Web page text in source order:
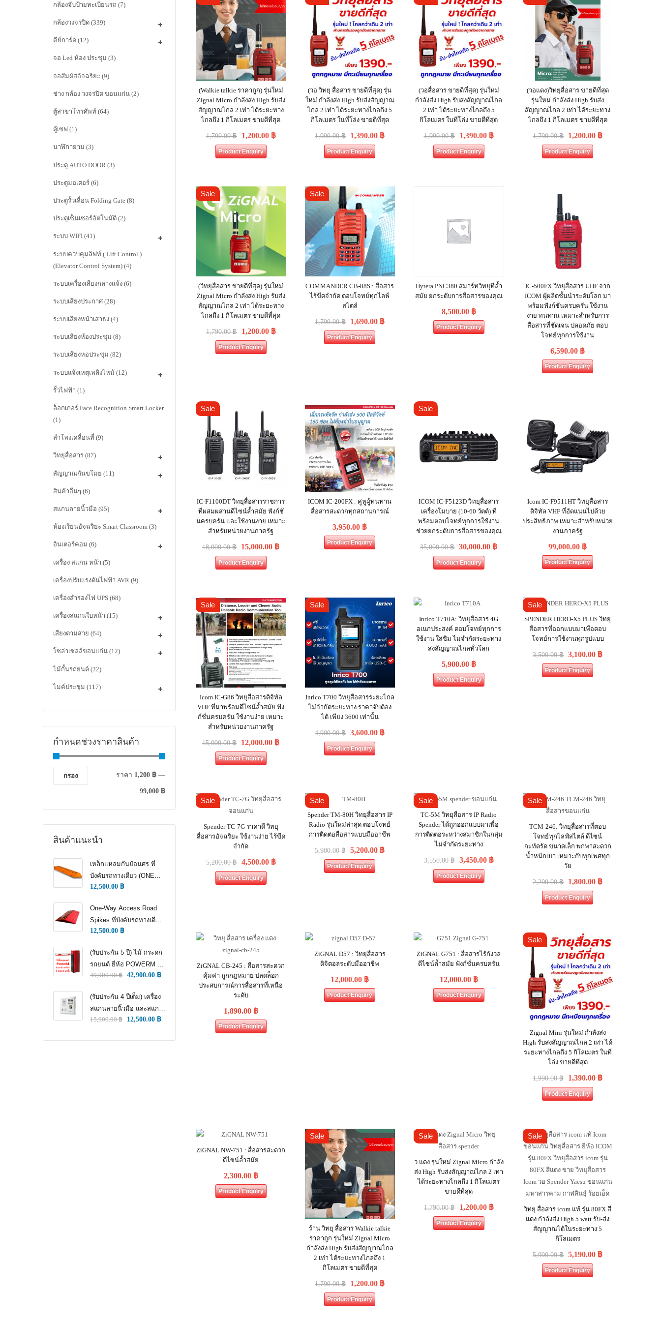
กล้องจับป้ายทะเบียนรถ (7)
กล้องวงจรปิด (339)
คีย์การ์ด (12)
จอ Led ห้อง ประชุม (3)
จอสัมผัสอัจฉริยะ (9)
ช่าง กล้อง วงจรปิด ขอนแก่น (2)
ตู้สาขาโทรศัพท์ (64)
ตู้เซฟ (1)
นาฬิกายาม (3)
ประตู AUTO DOOR (3)
ประตูมอเตอร์ (6)
ประตูรั้วเลื่อน Folding Gate (8)
ประตูเซ็นเซอร์อัตโนมัติ (2)
ระบบ WIFI (41)
ระบบควบคุมลิฟท์ ( Lift Control )
(Elevator Control System) (4)
ระบบเครื่องเสียงกลางแจ้ง (6)
ระบบเสียงประกาศ (28)
ระบบเสียงหน้าเสาธง (4)
ระบบเสียงห้องประชุม (8)
ระบบเสียงหอประชุม (82)
ระบบแจ้งเหตุเพลิงไหม้ (12)
รั้วไฟฟ้า (1)
ล็อกเกอร์ Face Recognition Smart Locker
(1)
ลำโพงเคลื่อนที่ (9)
วิทยุสื่อสาร (87)
สัญญาณกันขโมย (11)
สินค้าอื่นๆ (6)
สแกนลายนิ้วมือ (95)
ห้องเรียนอัจฉริยะ Smart Classroom (3)
อินเตอร์คอม (6)
เครื่อง สแกน หน้า (5)
เครื่องปรับแรงดันไฟฟ้า AVR (9)
เครื่องสำรองไฟ UPS (68)
เครื่องสแกนใบหน้า (15)
เสียงตามสาย (64)
โซล่าเซลล์ขอนแก่น (12)
ไม้กั้นรถยนต์ (22)
ไมค์ประชุม (117)
กำหนดช่วงราคาสินค้า
กรอง ราคา 1,200 ฿ —
99,000 ฿
สินค้าแนะนำ
เหล็กแหลมกันย้อนศร ที่
บังคับรถทางเดียว (ONE
WAY TRAFFIC
12,500.00 ฿
One-Way Access Road
Spikes ที่บังคับรถทางเดียว
(ONE WAY TRAFFIC
ล้อ)
12,500.00 ฿
(รับประกัน 5 ปี) ไม้ กระดก
รถยนต์ ยี่ห้อ POWERM รุ่น
9000 ทนทานสูงที่สุด อึด
49,900.00฿ 42,900.00 ฿
(รับประกัน 4 ปีเต็ม) เครื่อง
สแกนลายนิ้วมือ และสแกน
ใบหน้า สำหรับลงเวลา
15,900.00฿ 12,500.00 ฿
(Walkie talkie ราคาถูก) รุ่นใหม่
Zignal Micro กำลังส่ง High รับส่ง
สัญญาณไกล 2 เท่า ได้ระยะทาง
ไกลถึง 1 กิโลเมตร ขายดีที่สุด
1,790.00฿ 1,200.00 ฿
Product Enquiry
(วอ วิทยุ สื่อสาร ขายดีที่สุด) รุ่น
ใหม่ กำลังส่ง High รับส่งสัญญาณ
ไกล 2 เท่า ได้ระยะทางไกลถึง 5
กิโลเมตร ในที่โล่ง ขายดีที่สุด
1,990.00฿ 1,390.00 ฿
Product Enquiry
(วอสื่อสาร ขายดีที่สุด) รุ่นใหม่
กำลังส่ง High รับส่งสัญญาณไกล
2 เท่า ได้ระยะทางไกลถึง 5
กิโลเมตร ในที่โล่ง ขายดีที่สุด
1,990.00฿ 1,390.00 ฿
Product Enquiry
(วอแดง)วิทยุสื่อสาร ขายดีที่สุด
รุ่นใหม่ กำลังส่ง High รับส่ง
สัญญาณไกล 2 เท่า ได้ระยะทาง
ไกลถึง 1 กิโลเมตร ขายดีที่สุด
1,790.00฿ 1,200.00 ฿
Product Enquiry
Sale
(วิทยุสื่อสาร ขายดีที่สุด) รุ่นใหม่
Zignal Micro กำลังส่ง High รับส่ง
สัญญาณไกล 2 เท่า ได้ระยะทาง
ไกลถึง 1 กิโลเมตร ขายดีที่สุด
1,790.00฿ 1,200.00 ฿
Product Enquiry
Sale
COMMANDER CB-88S : สื่อสาร
ไร้ขีดจำกัด ตอบโจทย์ทุกไลฟ์
สไตล์
1,790.00฿ 1,690.00 ฿
Product Enquiry
Hytera PNC380 สมาร์ทวิทยุที่ล้ำ
สมัย ยกระดับการสื่อสารของคุณ
8,500.00 ฿
Product Enquiry
IC-500FX วิทยุสื่อสาร UHF จาก
ICOM ผู้ผลิตชั้นนำระดับโลก มา
พร้อมฟังก์ชั่นครบครัน ใช้งาน
ง่าย ทนทาน เหมาะสำหรับการ
สื่อสารที่ชัดเจน ปลอดภัย ตอบ
โจทย์ทุกการใช้งาน
6,590.00 ฿
Product Enquiry
Sale
IC-F1100DT วิทยุสื่อสารราชการ
ที่ผสมผสานดีไซน์ล้ำสมัย ฟังก์ชั่
นครบครัน และใช้งานง่าย เหมาะ
สำหรับหน่วยงานภาครัฐ
18,000.00฿ 15,000.00 ฿
Product Enquiry
ICOM IC-200FX : คู่หูผู้ทนทาน
สื่อสารสะดวกทุกสถานการณ์
3,950.00 ฿
Product Enquiry
Sale
ICOM IC-F5123D วิทยุสื่อสาร
เครื่องโมบาย (10-60 วัตต์) ที่
พร้อมตอบโจทย์ทุกการใช้งาน
ช่วยยกระดับการสื่อสารของคุณ
35,000.00฿ 30,000.00 ฿
Product Enquiry
Icom IC-F9511HT วิทยุสื่อสาร
ดิจิทัล VHF ที่อัดแน่นไปด้วย
ประสิทธิภาพ เหมาะสำหรับหน่วย
งานภาครัฐ
99,000.00 ฿
Product Enquiry
Sale
Icom IC-G86 วิทยุสื่อสารดิจิทัล
VHF ที่มาพร้อมดีไซน์ล้ำสมัย ฟัง
ก์ชั่นครบครัน ใช้งานง่าย เหมาะ
สำหรับหน่วยงานภาครัฐ
15,000.00฿ 12,000.00 ฿
Product Enquiry
Sale
Inrico T700 วิทยุสื่อสารระยะไกล
ไม่จำกัดระยะทาง ราคาจับต้อง
ได้ เพียง 3600 เท่านั้น
4,900.00฿ 3,600.00 ฿
Product Enquiry
Inrico T710A: วิทยุสื่อสาร 4G
อเนกประสงค์ ตอบโจทย์ทุกการ
ใช้งาน ใส่ซิม ไม่จำกัดระยะทาง
ส่งสัญญาณไกลทั่วโลก
5,900.00 ฿
Product Enquiry
Sale
SPENDER HERO-X5 PLUS วิทยุ
สื่อสารที่ออกแบบมาเพื่อตอบ
โจทย์การใช้งานทุกรูปแบบ
3,500.00฿ 3,100.00 ฿
Product Enquiry
Sale
Spender TC-7G ราคาดี วิทยุ
สื่อสารอัจฉริยะ ใช้งานง่าย ไร้ขีด
จำกัด
5,200.00฿ 4,500.00 ฿
Product Enquiry
Sale
Spender TM-80H วิทยุสื่อสาร IP
Radio รุ่นใหม่ล่าสุด ตอบโจทย์
การติดต่อสื่อสารแบบมืออาชีพ
5,900.00฿ 5,200.00 ฿
Product Enquiry
Sale
TC-5M วิทยุสื่อสาร IP Radio
Spender ได้ถูกออกแบบมาเพื่อ
การติดต่อระหว่างสมาชิกในกลุ่ม
ไม่จำกัดระยะทาง
3,550.00฿ 3,450.00 ฿
Product Enquiry
Sale
TCM-246: วิทยุสื่อสารที่ตอบ
โจทย์ทุกไลฟ์สไตล์ ดีไซน์
กะทัดรัด ขนาดเล็ก พกพาสะดวก
น้ำหนักเบา เหมาะกับทุกเพศทุก
วัย
2,200.00฿ 1,800.00 ฿
Product Enquiry
ZiGNAL CB-245 : สื่อสารสะดวก
คุ้มค่า ถูกกฎหมาย ปลดล็อก
ประสบการณ์การสื่อสารที่เหนือ
ระดับ
1,890.00 ฿
Product Enquiry
ZiGNAL D57 : วิทยุสื่อสาร
ดิจิตอลระดับมืออาชีพ
12,000.00 ฿
Product Enquiry
ZiGNAL G751 : สื่อสารไร้กังวล
ดีไซน์ล้ำสมัย ฟังก์ชั่นครบครัน
12,000.00 ฿
Product Enquiry
Sale
Zignal Mini รุ่นใหม่ กำลังส่ง
High รับส่งสัญญาณไกล 2 เท่า ได้
ระยะทางไกลถึง 5 กิโลเมตร ในที่
โล่ง ขายดีที่สุด
1,990.00฿ 1,390.00 ฿
Product Enquiry
ZiGNAL NW-751 : สื่อสารสะดวก
ดีไซน์ล้ำสมัย
2,300.00 ฿
Product Enquiry
Sale
ร้าน วิทยุ สื่อสาร Walkie talkie
ราคาถูก รุ่นใหม่ Zignal Micro
กำลังส่ง High รับส่งสัญญาณไกล
2 เท่า ได้ระยะทางไกลถึง 1
กิโลเมตร ขายดีที่สุด
1,790.00฿ 1,200.00 ฿
Product Enquiry
Sale
ว แดง รุ่นใหม่ Zignal Micro กำลัง
ส่ง High รับส่งสัญญาณไกล 2 เท่า
ได้ระยะทางไกลถึง 1 กิโลเมตร
ขายดีที่สุด
1,790.00฿ 1,200.00 ฿
Product Enquiry
Sale
วิทยุ สื่อสาร icom แท้ รุ่น 80FX สี
แดง กำลังส่ง High 5 watt รับ-ส่ง
สัญญาณได้ในระยะทาง 5
กิโลเมตร
5,990.00฿ 5,190.00 ฿
Product Enquiry